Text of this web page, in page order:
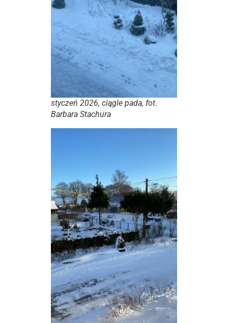
styczeń 2026, ciągle pada, fot.
Barbara Stachura